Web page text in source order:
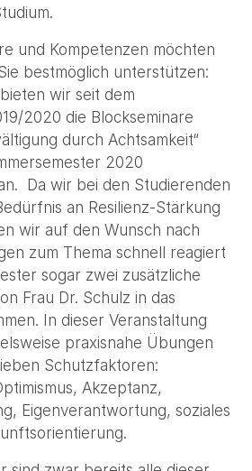
und Kompetenzen möchten
bestmöglich unterstützen:
wir seit dem
2020 die Blockseminare
durch Achtsamkeit“
2020
Da wir bei den Studierenden
an Resilienz-Stärkung
wir auf den Wunsch nach
zum Thema schnell reagiert
sogar zwei zusätzliche
Frau Dr. Schulz in das
In dieser Veranstaltung
praxisnahe Übungen
Schutzfaktoren:
Akzeptanz,
Eigenverantwortung, soziales